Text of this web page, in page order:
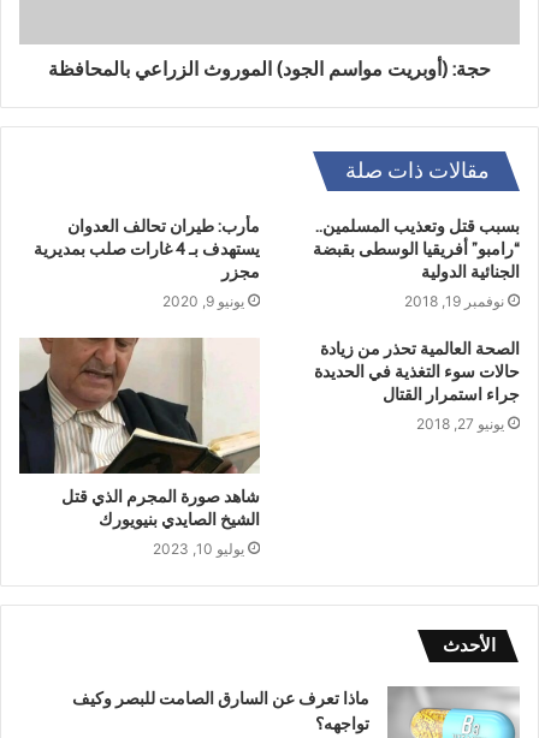
حجة: (أوبريت مواسم الجود) الموروث الزراعي بالمحافظة
مقالات ذات صلة
بسبب قتل وتعذيب المسلمين..
“رامبو” أفريقيا الوسطى بقبضة
الجنائية الدولية
نوفمبر 19, 2018
مأرب: طيران تحالف العدوان
يستهدف بـ 4 غارات صلب بمديرية
مجزر
يونيو 9, 2020
الصحة العالمية تحذر من زيادة
حالات سوء التغذية في الحديدة
جراء استمرار القتال
يونيو 27, 2018
شاهد صورة المجرم الذي قتل
الشيخ الصايدي بنيويورك
يوليو 10, 2023
الأحدث
ماذا تعرف عن السارق الصامت للبصر وكيف
تواجهه؟